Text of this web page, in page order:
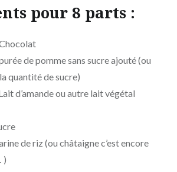
pour 8 parts :
de pomme sans sucre ajouté (ou
quantité de sucre)
d’amande ou autre lait végétal
de riz (ou châtaigne c’est encore
)